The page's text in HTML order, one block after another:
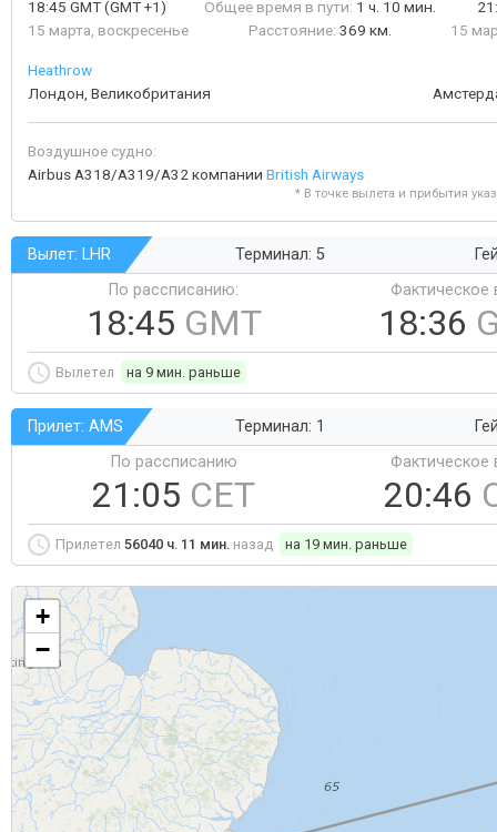
18:45 GMT(GMT +1)
15 марта, воскресенье
Общее время в пути: 1 ч. 10 мин.
Расстояние: 369 км.
15
Heathrow
Лондон, Великобритания
Воздушное судно:
Airbus A318/A319/A32 компании British Airways
* В точке вылета и прибытия
Вылет: LHR Терминал: 5
По рассписанию:
18:45 GMT
Фактическое
18:36
Вылетел на 9 мин. раньше
Прилет: AMS Терминал: 1
По рассписанию
21:05 CET
Фактическое
20:46
Прилетел 56040 ч. 11 мин. назад на 19 мин. раньше
+
−